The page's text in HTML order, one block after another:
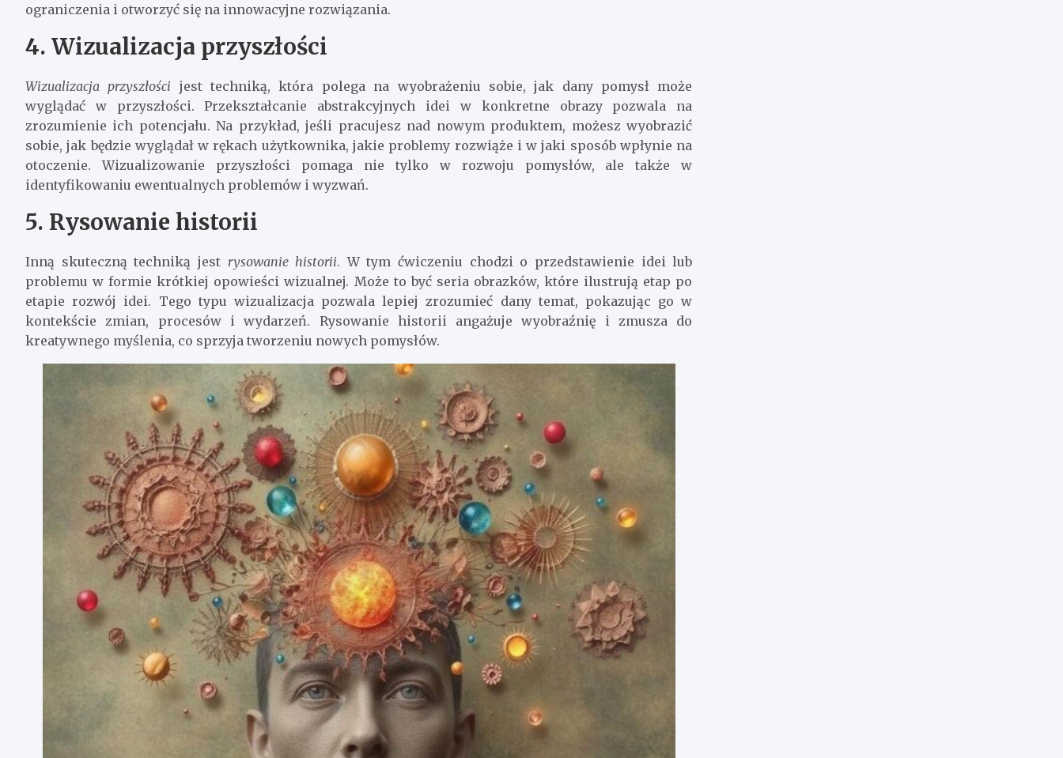
ograniczenia i otworzyć się na innowacyjne rozwiązania.
4. Wizualizacja przyszłości
Wizualizacja przyszłości jest techniką, która polega na wyobrażeniu sobie, jak dany pomysł może
wyglądać w przyszłości. Przekształcanie abstrakcyjnych idei w konkretne obrazy pozwala na
zrozumienie ich potencjału. Na przykład, jeśli pracujesz nad nowym produktem, możesz wyobrazić
sobie, jak będzie wyglądał w rękach użytkownika, jakie problemy rozwiąże i w jaki sposób wpłynie na
otoczenie. Wizualizowanie przyszłości pomaga nie tylko w rozwoju pomysłów, ale także w
identyfikowaniu ewentualnych problemów i wyzwań.
5. Rysowanie historii
Inną skuteczną techniką jest rysowanie historii. W tym ćwiczeniu chodzi o przedstawienie idei lub
problemu w formie krótkiej opowieści wizualnej. Może to być seria obrazków, które ilustrują etap po
etapie rozwój idei. Tego typu wizualizacja pozwala lepiej zrozumieć dany temat, pokazując go w
kontekście zmian, procesów i wydarzeń. Rysowanie historii angażuje wyobraźnię i zmusza do
kreatywnego myślenia, co sprzyja tworzeniu nowych pomysłów.